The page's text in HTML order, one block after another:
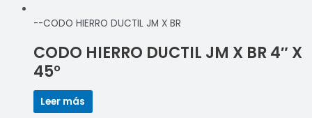
--CODO HIERRO DUCTIL JM X BR
CODO HIERRO DUCTIL JM X BR 4″ X
45°
Leer más